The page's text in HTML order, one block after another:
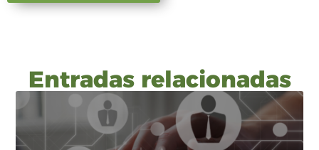
Entradas relacionadas